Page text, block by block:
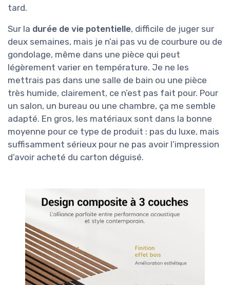
tard.
Sur la durée de vie potentielle, difficile de juger sur
deux semaines, mais je n’ai pas vu de courbure ou de
gondolage, même dans une pièce qui peut
légèrement varier en température. Je ne les
mettrais pas dans une salle de bain ou une pièce
très humide, clairement, ce n’est pas fait pour. Pour
un salon, un bureau ou une chambre, ça me semble
adapté. En gros, les matériaux sont dans la bonne
moyenne pour ce type de produit : pas du luxe, mais
suffisamment sérieux pour ne pas avoir l’impression
d’avoir acheté du carton déguisé.